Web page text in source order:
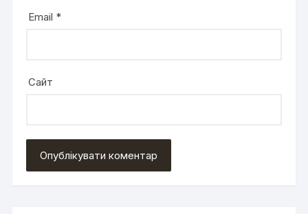
Email *
Сайт